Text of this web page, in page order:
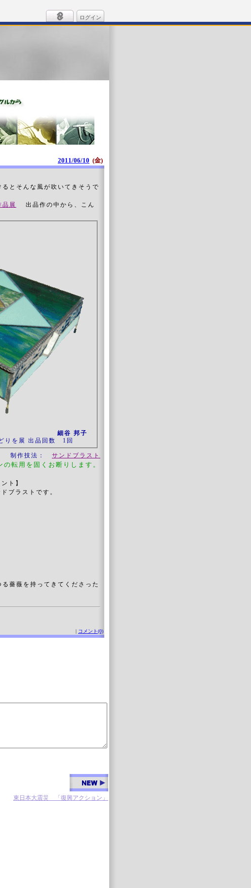
ログイン
2011/06/10 (金)
とそんな風が吹いてきそうで
展
出品作の中から、こん
細谷 邦子
りを展 出品回数 1回
制作技法： サンドブラスト
転用を固くお断りします。
ト】
ブラストです。
薔薇を持ってきてくださった
| コメント(0)
東日本大震災 「復興アクション」